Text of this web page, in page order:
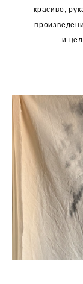
красиво,
и